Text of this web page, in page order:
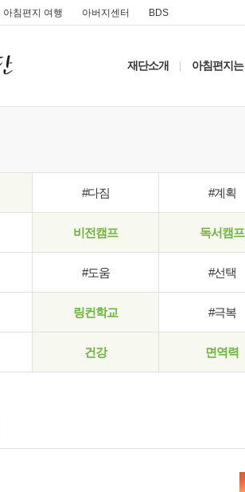
아침편지 여행 아버지센터 BDS
재단소개 아침편지는
#다짐 #계획
비전캠프 독서캠프
#도움 #선택
링컨학교 #극복
건강 면역력